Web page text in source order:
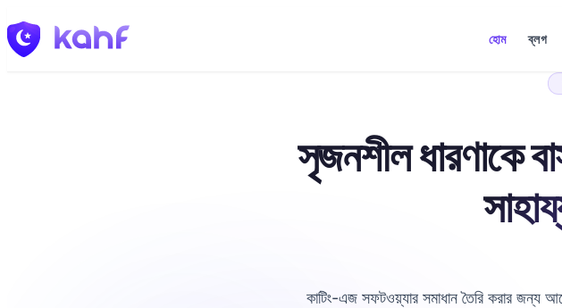
হোম ব্লগ
সৃজনশীল ধারণাকে
কাটিং-এজ সফটওয়্যার সমাধান তৈরি করার জন্য